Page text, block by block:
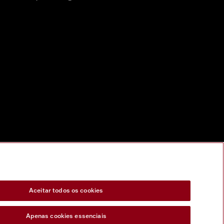
Aceitar todos os cookies
Apenas cookies essenciais